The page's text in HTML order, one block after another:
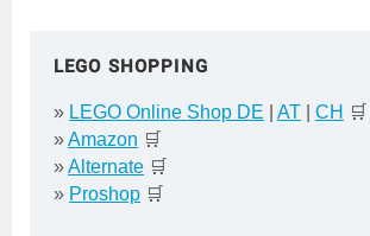
LEGO SHOPPING
» LEGO Online Shop DE AT CH 🛒
»Amazon 🛒
»Alternate 🛒
» Proshop 🛒